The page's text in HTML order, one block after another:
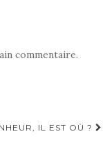
commentaire.
IL EST OÙ ?